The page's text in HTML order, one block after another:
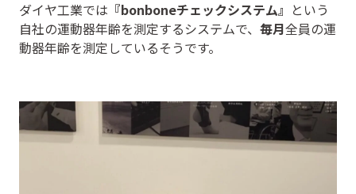
ダイヤ工業では 『bonboneチェックシステム』 という
自社の運動器年齢を測定するシステムで、 毎月全員の運
動器年齢を測定しているそうです。